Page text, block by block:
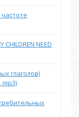
CHILDREN NEED
глаголов)
mp3)